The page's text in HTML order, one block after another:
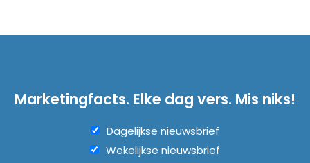
Marketingfacts. Elke dag vers. Mis niks!
Dagelijkse nieuwsbrief
Wekelijkse nieuwsbrief